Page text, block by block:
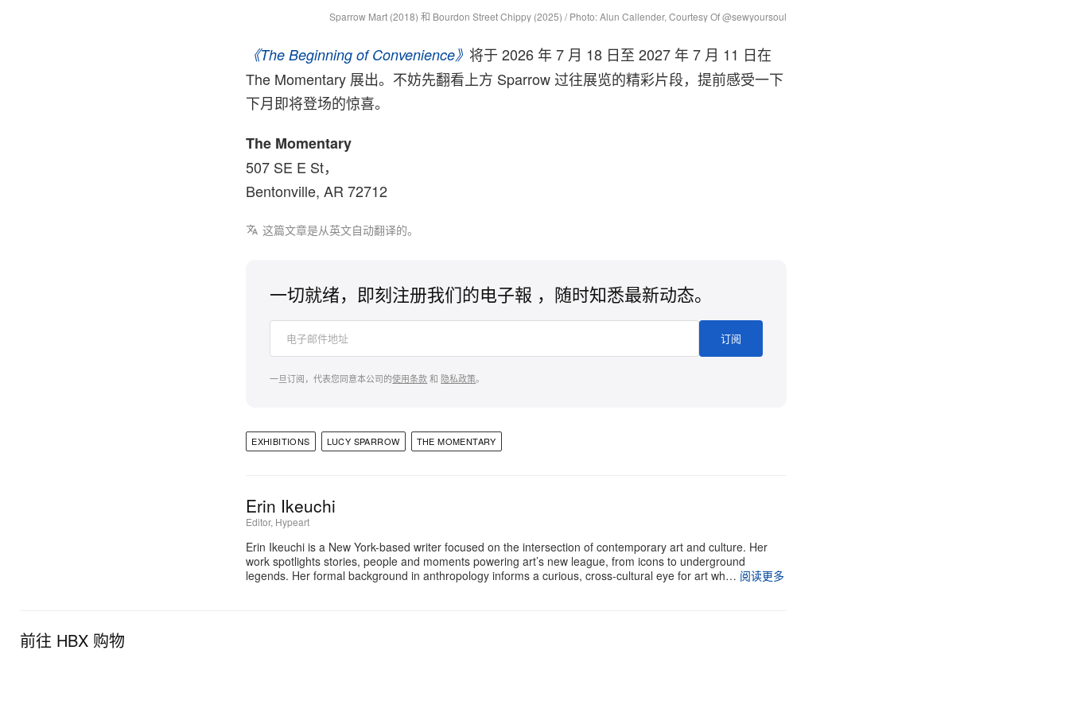
Sparrow Mart (2018) 和 Bourdon Street Chippy (2025) / Photo: Alun Callender, Courtesy Of @sewyoursoul
《The Beginning of Convenience》将于 2026 年 7 月 18 日至 2027 年 7 月 11 日在
The Momentary 展出。不妨先翻看上方 Sparrow 过往展览的精彩片段，提前感受一下
下月即将登场的惊喜。
The Momentary
507 SE E St，
Bentonville, AR 72712
这篇文章是从英文自动翻译的。
一切就绪，即刻注册我们的电子報 ，随时知悉最新动态。
订阅
一旦订阅，代表您同意本公司的使用条款和 隐私政策。
EXHIBITIONS LUCY SPARROW THE MOMENTARY
Erin Ikeuchi
Editor, Hypeart
Erin Ikeuchi is a New York-based writer focused on the intersection of contemporary art and culture. Her
work spotlights stories, people and moments powering art’s new league, from icons to underground
legends. Her formal background in anthropology informs a curious, cross-cultural eye for art wh… 阅读更多
前往 HBX 购物